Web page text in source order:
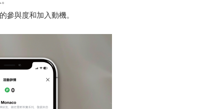
參與度和加入動機。